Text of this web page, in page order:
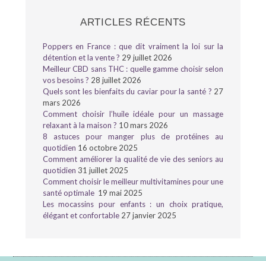
ARTICLES RÉCENTS
Poppers en France : que dit vraiment la loi sur la
détention et la vente ? 29 juillet 2026
Meilleur CBD sans THC : quelle gamme choisir selon
vos besoins ? 28 juillet 2026
Quels sont les bienfaits du caviar pour la santé ? 27
mars 2026
Comment choisir l’huile idéale pour un massage
relaxant à la maison ? 10 mars 2026
8 astuces pour manger plus de protéines au
quotidien 16 octobre 2025
Comment améliorer la qualité de vie des seniors au
quotidien 31 juillet 2025
Comment choisir le meilleur multivitamines pour une
santé optimale 19 mai 2025
Les mocassins pour enfants : un choix pratique,
élégant et confortable 27 janvier 2025